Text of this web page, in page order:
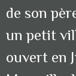
de son
un petit
ouvert en